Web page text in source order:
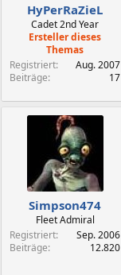
HyPerRaZieL
Cadet 2nd Year
Ersteller dieses
Themas
Registriert
Aug. 2007
Beiträge
17
Simpson474
Fleet Admiral
Registriert
Sep. 2006
Beiträge
12.820